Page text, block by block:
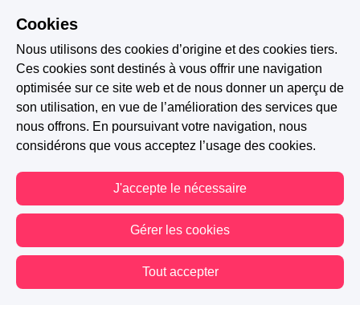
Cookies
Nous utilisons des cookies d’origine et des cookies tiers.
Ces cookies sont destinés à vous offrir une navigation
optimisée sur ce site web et de nous donner un aperçu de
son utilisation, en vue de l’amélioration des services que
nous offrons. En poursuivant votre navigation, nous
considérons que vous acceptez l’usage des cookies.
J'accepte le nécessaire
Gérer les cookies
Tout accepter